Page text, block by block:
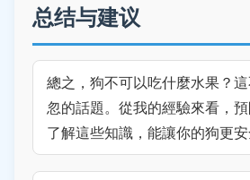
总结与建议
總之，狗不可以吃什麼水果？
忽的話題。從我的經驗來看，
了解這些知識，能讓你的狗更安